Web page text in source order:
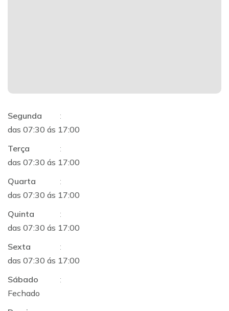
Segunda
:
das 07:30 ás 17:00
Terça
:
das 07:30 ás 17:00
Quarta
:
das 07:30 ás 17:00
Quinta
:
das 07:30 ás 17:00
Sexta
:
das 07:30 ás 17:00
Sábado
:
Fechado